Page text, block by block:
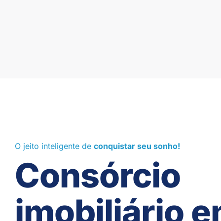
O jeito inteligente de conquistar seu sonho!
Consórcio
imobiliário